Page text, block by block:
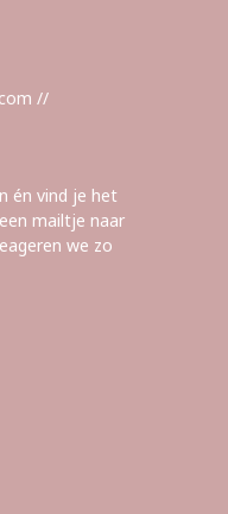
//
én vind je het
mailtje naar
we zo